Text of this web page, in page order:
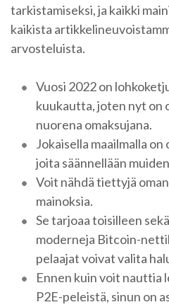
tarkistamiseksi, ja kaikki
kaikista
arvosteluista.
Vuosi 2022 on
kuukautta, joten nyt on
nuorena omaksujana.
Jokaisella maailmalla
joita säännellään
Voit nähdä tiettyjä
mainoksia.
Se tarjoaa toisilleen
moderneja Bitcoin-
pelaajat voivat valita
Ennen kuin voit nauttia
P2E-peleistä, sinun on